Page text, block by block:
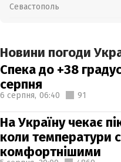
Севастополь
Новини погоди
Спека до +38
серпня
6 серпня, 06:40 91
На Україну чекає
коли температури
комфортнішими